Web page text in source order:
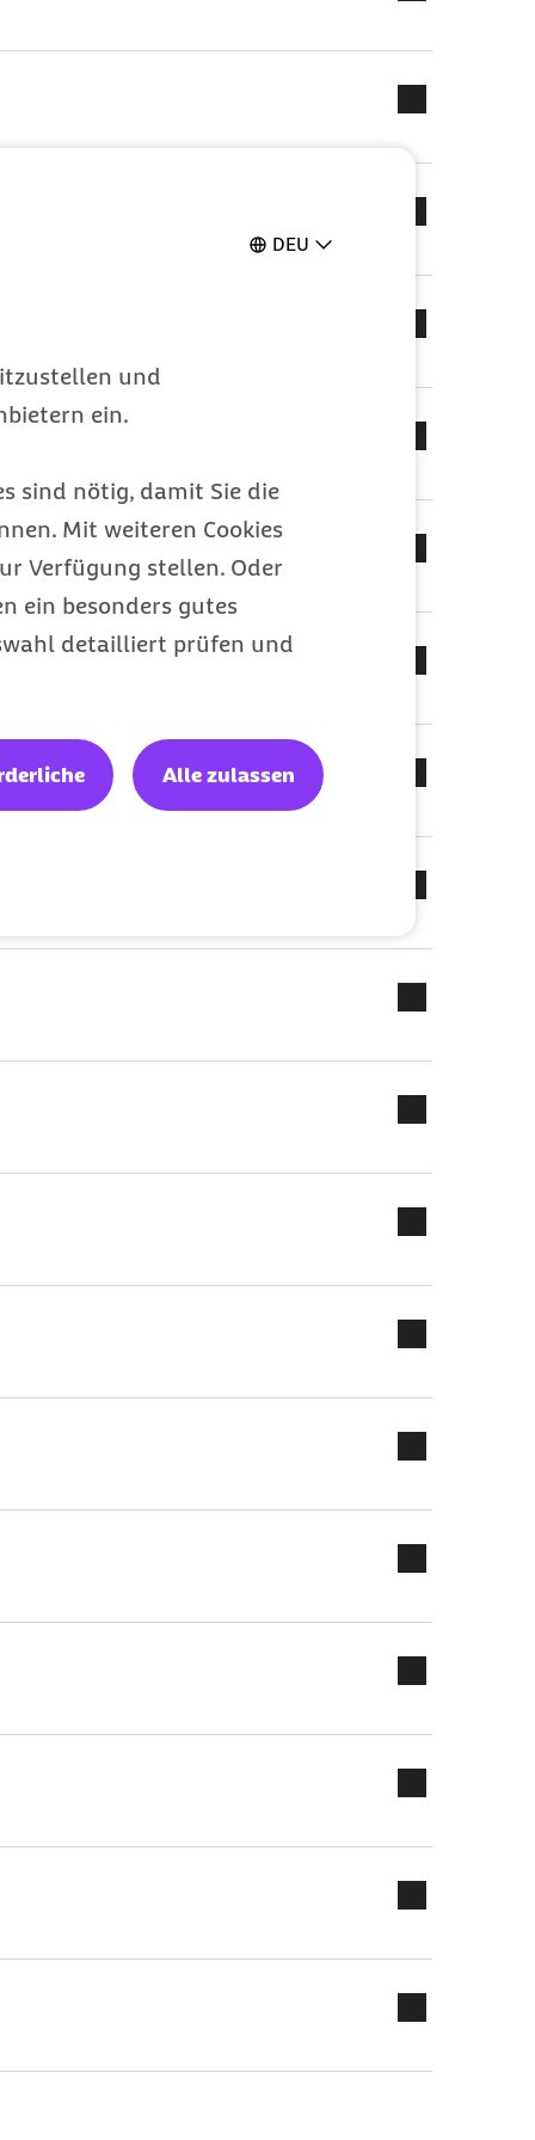
DEU
und
ein.
sind nötig, damit Sie die
Mit weiteren Cookies
Verfügung stellen. Oder
ein besonders gutes
detailliert prüfen und
Alle zulassen